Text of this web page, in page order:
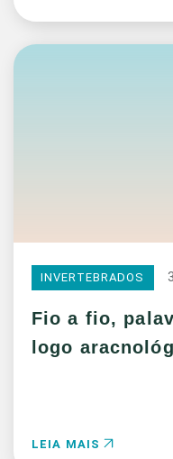
INVERTEBRADOS
Fio a fio,
logo
LEIA MAIS